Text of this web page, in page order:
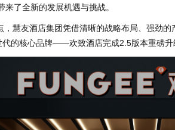
了全新的发展机遇与挑战。
友酒店集团凭借清晰的战略布局、强劲的
的核心品牌——欢致酒店完成2.5版本重磅升